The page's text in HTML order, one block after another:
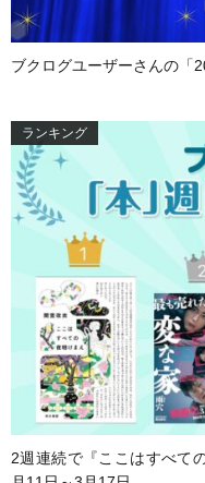
ブクログユーザーさんの「
ランキング
2週連続で『ここはすべて